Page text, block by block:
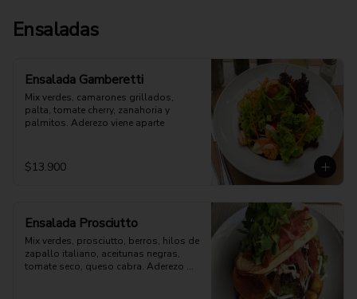
Ensaladas
Ensalada Gamberetti
Mix verdes, camarones grillados,
palta, tomate cherry, zanahoria y
palmitos. Aderezo viene aparte
$13.900
Ensalada Prosciutto
Mix verdes, prosciutto, berros, hilos de
zapallo italiano, aceitunas negras,
tomate seco, queso cabra. Aderezo